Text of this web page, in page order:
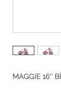
MAGGIE 16''